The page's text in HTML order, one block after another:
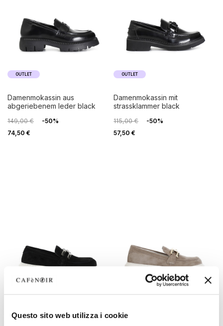
Questo sito web utilizza i cookie
OUTLET
damenmokassin aus
abgeriebenem leder black
149,00 €
-50%
74,50 €
OUTLET
damenmokassin mit
strassklammer black
115,00 €
-50%
57,50 €